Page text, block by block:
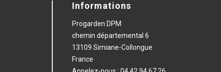
Informations
Progarden DPM
chemin départemental 6
13109 Simiane-Collongue
France